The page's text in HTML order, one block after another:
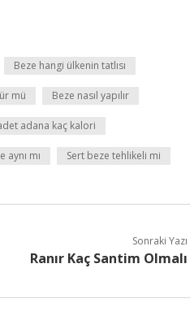
Beze hangi ülkenin tatlısı
mü Beze nasıl yapılır
adana kaç kalori
aynı mı Sert beze tehlikeli mi
Sonraki Yazı
Ranır Kaç Santim Olmalı